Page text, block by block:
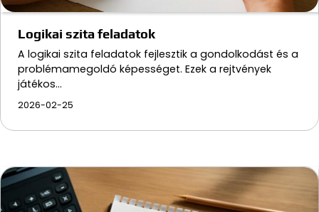
Logikai szita feladatok
A logikai szita feladatok fejlesztik a gondolkodást és a
problémamegoldó képességet. Ezek a rejtvények
játékos…
2026-02-25